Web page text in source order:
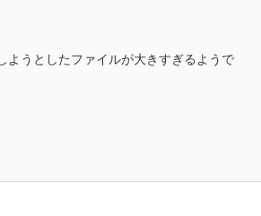
うとしたファイルが大きすぎるようで